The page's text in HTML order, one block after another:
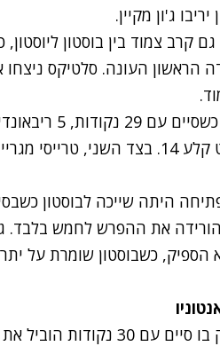
ג'ון מקיין.
הראשון העונה. סלטיקס
הוסיף עוד 15 וקווין גארנט קלע 14. בצד
את ההפרש לחמש
כשבוסטון שומרת על